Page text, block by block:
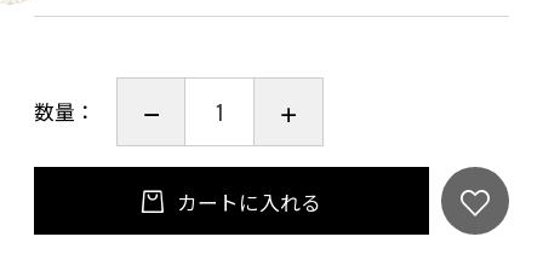
また、独自に開発した胡麻ダレをベースとする
限に引き出すため、リキッドフリーザーによる
急速冷凍加工を施しています。
出汁は鯛の骨を焼成し、長時間かけて濃縮・抽
数量：
カートに入れる